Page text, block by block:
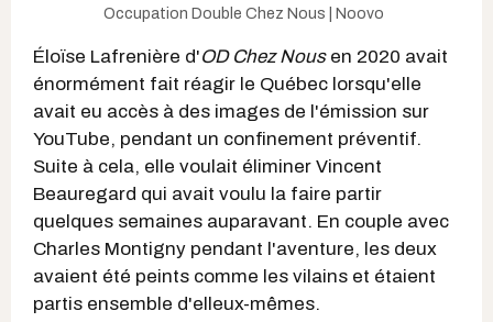
Occupation Double Chez Nous | Noovo
Éloïse Lafrenière d'OD Chez Nousen 2020 avait
énormément fait réagir le Québec lorsqu'elle
avait eu accès à des images de l'émission sur
YouTube, pendant un confinement préventif.
Suite à cela, elle voulait éliminer Vincent
Beauregard qui avait voulu la faire partir
quelques semaines auparavant. En couple avec
Charles Montigny pendant l'aventure, les deux
avaient été peints comme les vilains et étaient
partis ensemble d'elleux-mêmes.